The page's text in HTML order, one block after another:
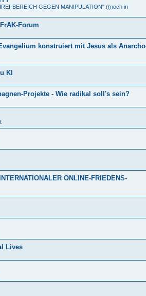
BEREICH GEGEN MANIPULATION" ((noch in
Forum
konstruiert mit Jesus als
KI
Projekte - Wie radikal soll's sein?
ONLINE-FRIEDENS-
Lives